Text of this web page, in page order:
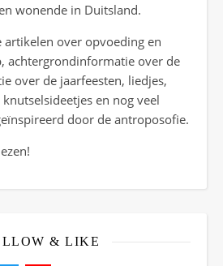
wonende in Duitsland.
artikelen over opvoeding en
achtergrondinformatie over de
over de jaarfeesten, liedjes,
en nog veel
door de antroposofie.
& LIKE